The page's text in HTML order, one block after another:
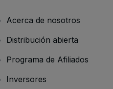
Acerca de nosotros
Distribución abierta
Programa de Afiliados
Inversores